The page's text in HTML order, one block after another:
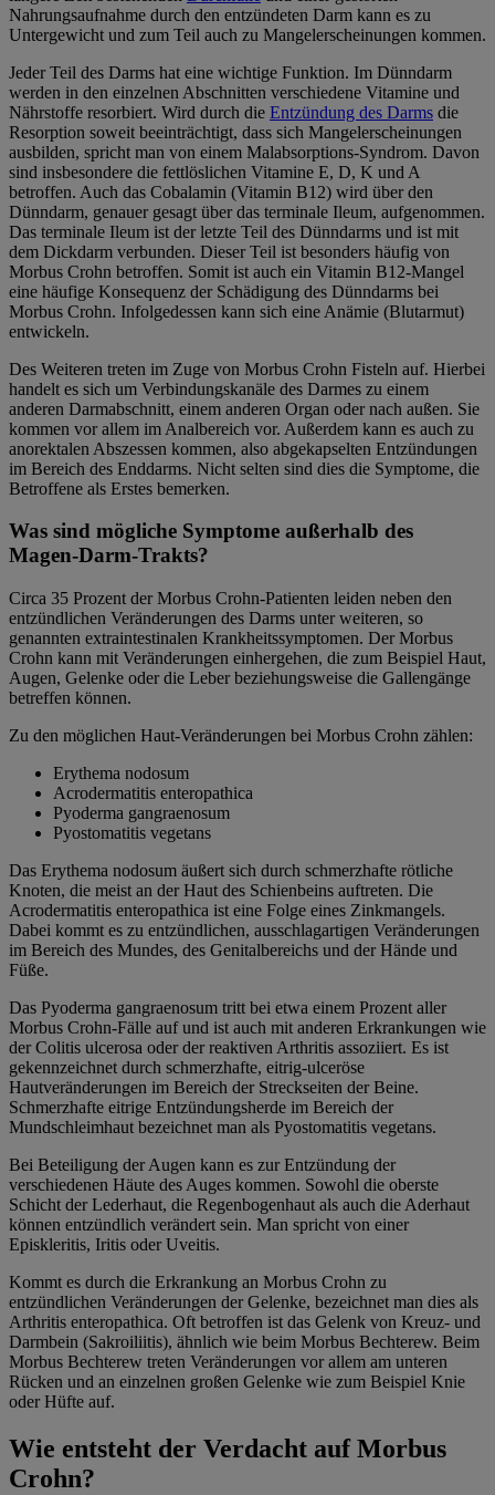
Nahrungsaufnahme durch den entzündeten Darm kann es zu
Untergewicht und zum Teil auch zu Mangelerscheinungen kommen.
Jeder Teil des Darms hat eine wichtige Funktion. Im Dünndarm
werden in den einzelnen Abschnitten verschiedene Vitamine und
Nährstoffe resorbiert. Wird durch die Entzündung des Darms die
Resorption soweit beeinträchtigt, dass sich Mangelerscheinungen
ausbilden, spricht man von einem Malabsorptions-Syndrom. Davon
sind insbesondere die fettlöslichen Vitamine E, D, K und A
betroffen. Auch das Cobalamin (Vitamin B12) wird über den
Dünndarm, genauer gesagt über das terminale Ileum, aufgenommen.
Das terminale Ileum ist der letzte Teil des Dünndarms und ist mit
dem Dickdarm verbunden. Dieser Teil ist besonders häufig von
Morbus Crohn betroffen. Somit ist auch ein Vitamin B12-Mangel
eine häufige Konsequenz der Schädigung des Dünndarms bei
Morbus Crohn. Infolgedessen kann sich eine Anämie (Blutarmut)
entwickeln.
Des Weiteren treten im Zuge von Morbus Crohn Fisteln auf. Hierbei
handelt es sich um Verbindungskanäle des Darmes zu einem
anderen Darmabschnitt, einem anderen Organ oder nach außen. Sie
kommen vor allem im Analbereich vor. Außerdem kann es auch zu
anorektalen Abszessen kommen, also abgekapselten Entzündungen
im Bereich des Enddarms. Nicht selten sind dies die Symptome, die
Betroffene als Erstes bemerken.
Was sind mögliche Symptome außerhalb des
Magen-Darm-Trakts?
Circa 35 Prozent der Morbus Crohn-Patienten leiden neben den
entzündlichen Veränderungen des Darms unter weiteren, so
genannten extraintestinalen Krankheitssymptomen. Der Morbus
Crohn kann mit Veränderungen einhergehen, die zum Beispiel Haut,
Augen, Gelenke oder die Leber beziehungsweise die Gallengänge
betreffen können.
Zu den möglichen Haut-Veränderungen bei Morbus Crohn zählen:
Erythema nodosum
Acrodermatitis enteropathica
Pyoderma gangraenosum
Pyostomatitis vegetans
Das Erythema nodosum äußert sich durch schmerzhafte rötliche
Knoten, die meist an der Haut des Schienbeins auftreten. Die
Acrodermatitis enteropathica ist eine Folge eines Zinkmangels.
Dabei kommt es zu entzündlichen, ausschlagartigen Veränderungen
im Bereich des Mundes, des Genitalbereichs und der Hände und
Füße.
Das Pyoderma gangraenosum tritt bei etwa einem Prozent aller
Morbus Crohn-Fälle auf und ist auch mit anderen Erkrankungen wie
der Colitis ulcerosa oder der reaktiven Arthritis assoziiert. Es ist
gekennzeichnet durch schmerzhafte, eitrig-ulceröse
Hautveränderungen im Bereich der Streckseiten der Beine.
Schmerzhafte eitrige Entzündungsherde im Bereich der
Mundschleimhaut bezeichnet man als Pyostomatitis vegetans.
Bei Beteiligung der Augen kann es zur Entzündung der
verschiedenen Häute des Auges kommen. Sowohl die oberste
Schicht der Lederhaut, die Regenbogenhaut als auch die Aderhaut
können entzündlich verändert sein. Man spricht von einer
Episkleritis, Iritis oder Uveitis.
Kommt es durch die Erkrankung an Morbus Crohn zu
entzündlichen Veränderungen der Gelenke, bezeichnet man dies als
Arthritis enteropathica. Oft betroffen ist das Gelenk von Kreuz- und
Darmbein (Sakroiliitis), ähnlich wie beim Morbus Bechterew. Beim
Morbus Bechterew treten Veränderungen vor allem am unteren
Rücken und an einzelnen großen Gelenke wie zum Beispiel Knie
oder Hüfte auf.
Wie entsteht der Verdacht auf Morbus
Crohn?